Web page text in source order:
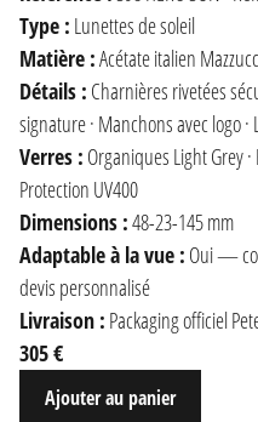
Type : Lunettes de soleil
Matière :Acétate italien
Détails : Charnières rivetées
signature · Manchons avec logo
Verres : Organiques Light Grey
Protection UV400
Dimensions :48-23-145 mm
Adaptable à la vue : Oui —
devis personnalisé
Livraison : Packaging officiel
305 €
Ajouter au panier